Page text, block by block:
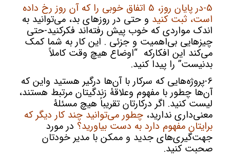
5-در پایان روز، 5 اتفاق خوبی را که آن روز رخ داده
است، ثبت کنید و حتی در روزهای بد، می‌توانید به
اندک مواردی که خوب پیش رفته‌اند فکرکنید-حتی
چیزهایی بی‌اهمیت و جزئی . این کار به شما کمک
می‌کند این افکارکه “اوضاع هیچ وقت کاملاً
بدنیست” را پیدا کنید.
6-پروژه‌هایی که سرکار با آن‌ها درگیر هستید واین که
آن‌ها چطور با مفهوم وعلاقۀ زندگیتان مرتبط هستند،
لیست کنید. اگر درکارتان تقریباً هیچ مسئلۀ
معنی‌داری ندارید، چطور می‌توانید چند کار دیگر که
برایتان مفهوم دارد به دست بیاورید؟ در مورد
جهت‌گیری‌های جدید و ممکن با مدیر خودتان
صحبت کنید.